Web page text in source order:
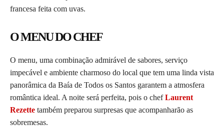
francesa feita com uvas.
O MENU DO CHEF
O menu, uma combinação admirável de sabores, serviço
impecável e ambiente charmoso do local que tem uma linda vista
panorâmica da Baía de Todos os Santos garantem a atmosfera
romântica ideal. A noite será perfeita, pois o chefLaurent
Rezette também preparou surpresas que acompanharão as
sobremesas.